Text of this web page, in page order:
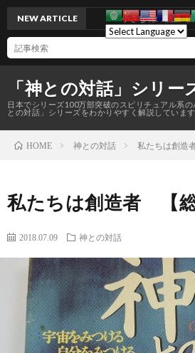
「神との対話」シリー
日本でシリーズ100万部突破のスピリチュアル系
との対話」シリーズをわかりやすく解説しています
NEW ARTICLE 小さな魂の物語（続き）
HOME 神との対話 私たちは創造
私たちは創造者 【総
2018.07.09 神との対話